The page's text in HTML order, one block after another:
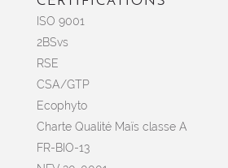
ISO 9001
2BSvs
RSE
CSA/GTP
Ecophyto
Charte Qualité Maïs classe A
FR-BIO-13